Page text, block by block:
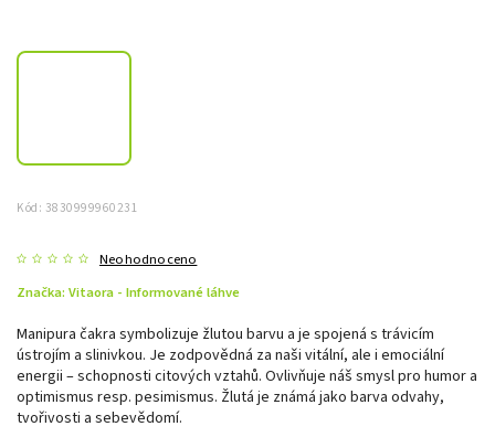
Kód: 3830999960231
Neohodnoceno
Značka: Vitaora - Informované láhve
Manipura čakra symbolizuje žlutou barvu a je spojená s trávicím
ústrojím a slinivkou. Je zodpovědná za naši vitální, ale i emociální
energii – schopnosti citových vztahů. Ovlivňuje náš smysl pro humor a
optimismus resp. pesimismus. Žlutá je známá jako barva odvahy,
tvořivosti a sebevědomí.